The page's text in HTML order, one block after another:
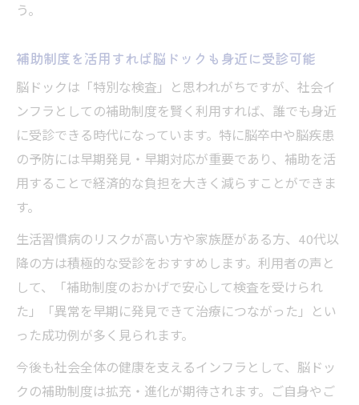
う。
補助制度を活用すれば脳ドックも身近に受診可能
脳ドックは「特別な検査」と思われがちですが、社会イ
ンフラとしての補助制度を賢く利用すれば、誰でも身近
に受診できる時代になっています。特に脳卒中や脳疾患
の予防には早期発見・早期対応が重要であり、補助を活
用することで経済的な負担を大きく減らすことができま
す。
生活習慣病のリスクが高い方や家族歴がある方、40代以
降の方は積極的な受診をおすすめします。利用者の声と
して、「補助制度のおかげで安心して検査を受けられ
た」「異常を早期に発見できて治療につながった」とい
った成功例が多く見られます。
今後も社会全体の健康を支えるインフラとして、脳ドッ
クの補助制度は拡充・進化が期待されます。ご自身やご